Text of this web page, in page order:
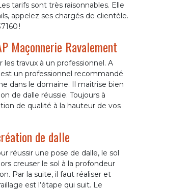
tarifs sont très raisonnables. Elle
appelez ses chargés de clientèle.
!
Maçonnerie Ravalement
travux à un professionnel. A
un professionnel recommandé
dans le domaine. Il maitrise bien
de dalle réussie. Toujours à
de qualité à la hauteur de vos
de dalle
réussir une pose de dalle, le sol
creuser le sol à la profondeur
Par la suite, il faut réaliser et
est l’étape qui suit. Le